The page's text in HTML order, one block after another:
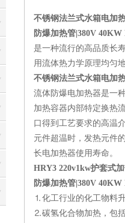
不锈钢法兰式水箱电加
防爆加热管|380V 40KW
是一种流行的高品质长
用流体热力学原理均匀
不锈钢法兰式水箱电加
流体防爆电加热器是一
加热容器内部特定换热
口得到工艺要求的高温
元件超温时，发热元件
长电加热器使用寿命。
HRY3 220v1kw护套式
防爆加热管|380V 40KW
⒈化工行业的化工物料
⒉碳氢化合物加热，包